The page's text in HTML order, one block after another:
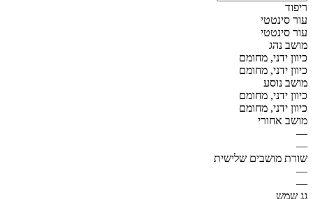
ריפוד
עור סינטטי
עור סינטטי
מושב נהג
כיוון ידני, מחומם
כיוון ידני, מחומם
מושב נוסע
כיוון ידני, מחומם
כיוון ידני, מחומם
מושב אחורי
—
—
שורת מושבים שלישית
—
—
גג שמש